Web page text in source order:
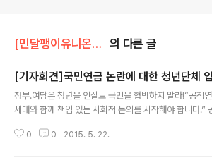
[민달팽이유니온]/* 보도자료, 기자회견, 논평 의 다른 글
[기자회견]국민연금 논란에 대한 청년단체
정부․여당은 청년을 인질로 국민을 협박하지 말라!“공적
세대와 함께 책임 있는 사회적 논의를 시작해야 합니다.”
빚쟁이유니온(준) [기자회견문] 정부 ․ 여당은 청년을 인질
0 0 2015. 5. 22.